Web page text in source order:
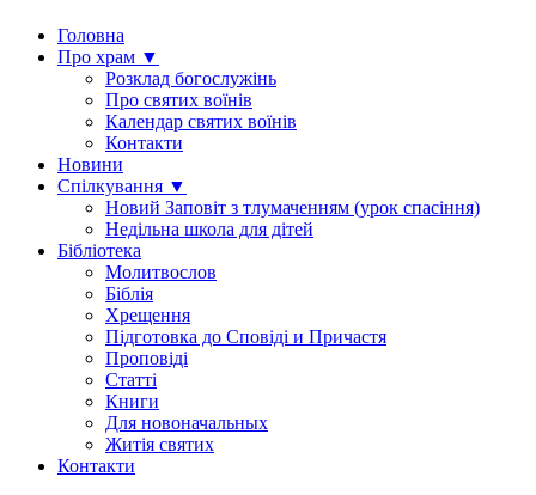
Головна
Про храм ▼
Розклад богослужінь
Про святих воїнів
Календар святих воїнів
Контакти
Новини
Спілкування ▼
Новий Заповіт з тлумаченням (урок спасіння)
Недільна школа для дітей
Бібліотека
Молитвослов
Біблія
Хрещення
Підготовка до Сповіді и Причастя
Проповіді
Статті
Книги
Для новоначальных
Житія святих
Контакти